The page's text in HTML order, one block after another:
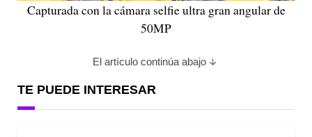
Capturada con la cámara selfie ultra gran angular de
50MP
El artículo continúa abajo
TE PUEDE INTERESAR